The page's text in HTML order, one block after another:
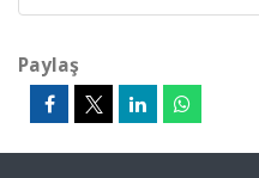
Paylaş